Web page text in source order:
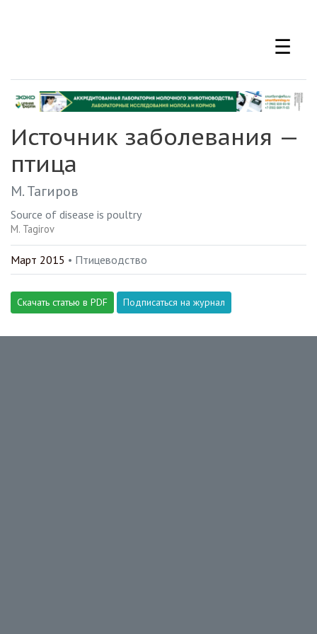
☰
Источник заболевания —
птица
М. Тагиров
Source of disease is poultry
M. Tagirov
Март 2015 • Птицеводство
Скачать статью в PDF Подписаться на журнал